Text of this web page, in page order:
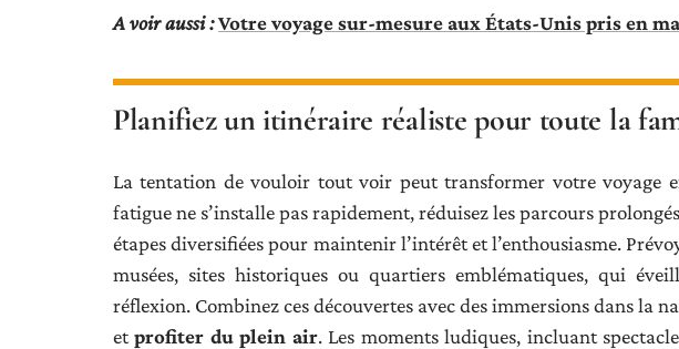
A voir aussi :Votre voyage sur-mesure aux États-Unis pris en
Planifiez un itinéraire réaliste pour toute la
La tentation de vouloir tout voir peut transformer votre voyage
fatigue ne s’installe pas rapidement, réduisez les parcours
étapes diversifiées pour maintenir l’intérêt et l’enthousiasme.
musées, sites historiques ou quartiers emblématiques, qui
réflexion. Combinez ces découvertes avec des immersions dans la
etprofiter du plein air. Les moments ludiques, incluant